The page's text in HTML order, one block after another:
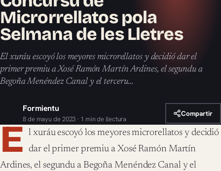
Microrrellatos pola
Selmana de les Lletres
El xuráu escoyó los meyores microrellatos y decidió dar el
primer premiu a Xosé Ramón Martín Ardines, el segundu a
Begoña Menéndez Canal y el terceru…
Formientu
8 de mayu de 2023 · 1 min de llectura
Compartir
E l xuráu escoyó los meyores microrellatos y decidió
dar el primer premiu a Xosé Ramón Martín
Ardines, el segundu a Begoña Menéndez Canal y el